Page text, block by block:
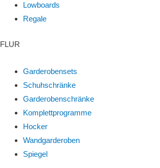
Lowboards
Regale
FLUR
Garderobensets
Schuhschränke
Garderobenschränke
Komplettprogramme
Hocker
Wandgarderoben
Spiegel